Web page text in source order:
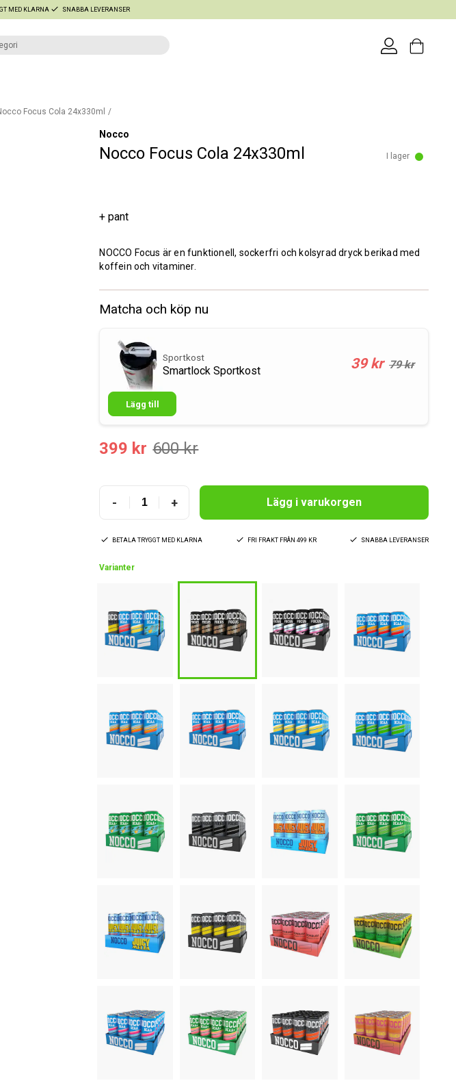
MED KLARNA SNABBA LEVERANSER
Focus Cola 24x330ml
Nocco
Nocco Focus Cola 24x330ml I lager
+ pant
NOCCO Focus är en funktionell, sockerfri och kolsyrad dryck berikad med
koffein och vitaminer.
Matcha och köp nu
Sportkost
Smartlock Sportkost 39 kr 79 kr
Lägg till
399 kr 600 kr
- + Lägg i varukorgen
BETALA TRYGGT MED KLARNA FRI FRAKT FRÅN 499 KR SNABBA LEVERANSER
Varianter